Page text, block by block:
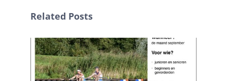
Related Posts